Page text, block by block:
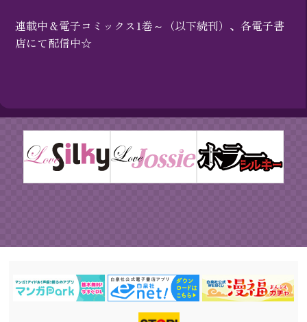
連載中＆電子コミックス1巻～（以下続刊）、各電子書
店にて配信中☆